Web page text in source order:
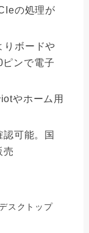
の処理が
りボードや
ンで電子
やホーム用
可能。国
売
スクトップ